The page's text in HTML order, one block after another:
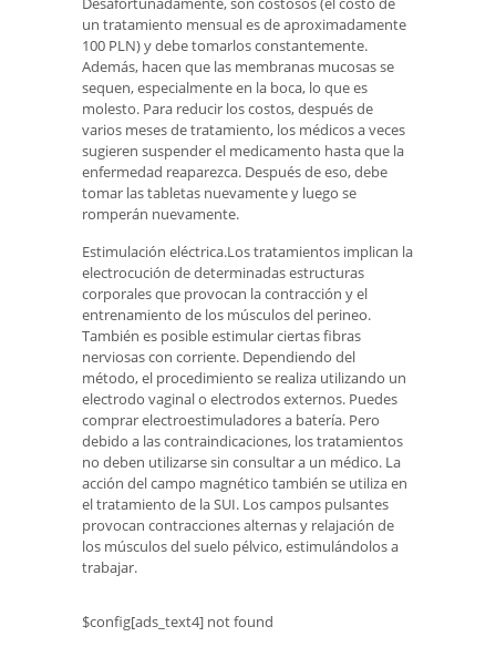
un tratamiento mensual es de aproximadamente
100 PLN) y debe tomarlos constantemente.
Además, hacen que las membranas mucosas se
sequen, especialmente en la boca, lo que es
molesto. Para reducir los costos, después de
varios meses de tratamiento, los médicos a veces
sugieren suspender el medicamento hasta que la
enfermedad reaparezca. Después de eso, debe
tomar las tabletas nuevamente y luego se
romperán nuevamente.
Estimulación eléctrica.Los tratamientos implican la
electrocución de determinadas estructuras
corporales que provocan la contracción y el
entrenamiento de los músculos del perineo.
También es posible estimular ciertas fibras
nerviosas con corriente. Dependiendo del
método, el procedimiento se realiza utilizando un
electrodo vaginal o electrodos externos. Puedes
comprar electroestimuladores a batería. Pero
debido a las contraindicaciones, los tratamientos
no deben utilizarse sin consultar a un médico. La
acción del campo magnético también se utiliza en
el tratamiento de la SUI. Los campos pulsantes
provocan contracciones alternas y relajación de
los músculos del suelo pélvico, estimulándolos a
trabajar.
$config[ads_text4] not found